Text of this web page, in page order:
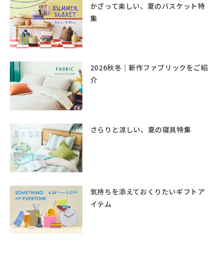
かざって楽しい、夏のバスケット特
集
2026秋冬｜新作ファブリックをご紹
介
さらりと涼しい、夏の寝具特集
気持ちを添えておくりたいギフトア
イテム